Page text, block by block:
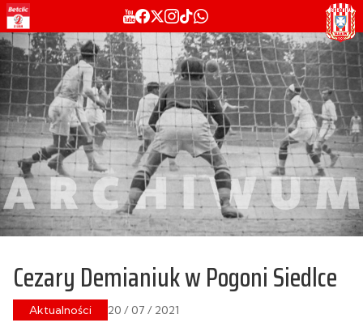
Cezary Demianiuk w Pogoni Siedlce
Aktualności 20 / 07 / 2021